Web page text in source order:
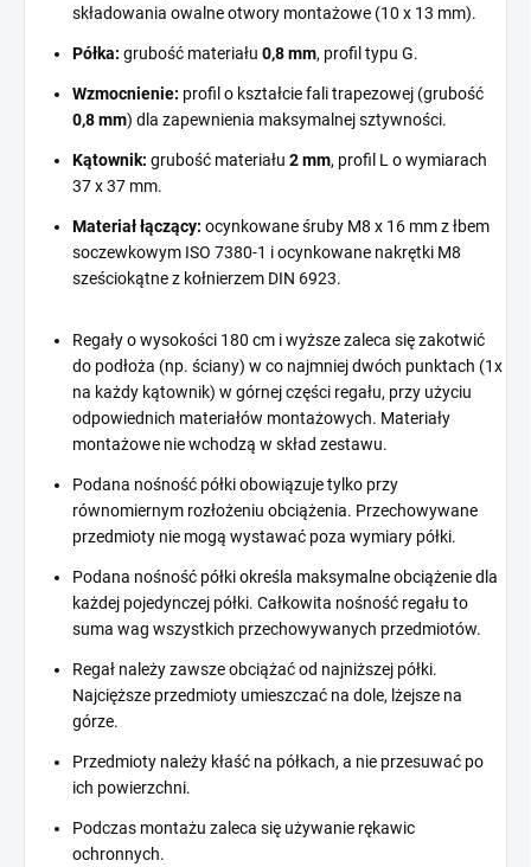
składowania owalne otwory montażowe (10 x 13 mm).
Półka: grubość materiału 0,8 mm, profil typu G.
Wzmocnienie: profil o kształcie fali trapezowej (grubość
0,8 mm) dla zapewnienia maksymalnej sztywności.
Kątownik: grubość materiału 2 mm, profil L o wymiarach
37 x 37 mm.
Materiał łączący: ocynkowane śruby M8 x 16 mm z łbem
soczewkowym ISO 7380-1 i ocynkowane nakrętki M8
sześciokątne z kołnierzem DIN 6923.
Regały o wysokości 180 cm i wyższe zaleca się zakotwić
do podłoża (np. ściany) w co najmniej dwóch punktach (1x
na każdy kątownik) w górnej części regału, przy użyciu
odpowiednich materiałów montażowych. Materiały
montażowe nie wchodzą w skład zestawu.
Podana nośność półki obowiązuje tylko przy
równomiernym rozłożeniu obciążenia. Przechowywane
przedmioty nie mogą wystawać poza wymiary półki.
Podana nośność półki określa maksymalne obciążenie dla
każdej pojedynczej półki. Całkowita nośność regału to
suma wag wszystkich przechowywanych przedmiotów.
Regał należy zawsze obciążać od najniższej półki.
Najcięższe przedmioty umieszczać na dole, lżejsze na
górze.
Przedmioty należy kłaść na półkach, a nie przesuwać po
ich powierzchni.
Podczas montażu zaleca się używanie rękawic
ochronnych.